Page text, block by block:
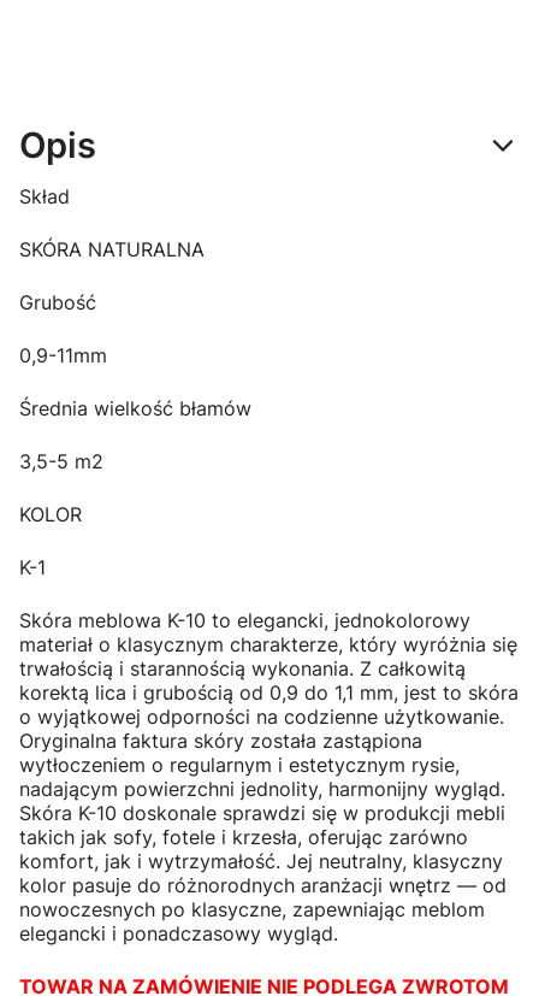
Opis
Skład
SKÓRA NATURALNA
Grubość
0,9-11mm
Średnia wielkość błamów
3,5-5 m2
KOLOR
K-1
Skóra meblowa K-10 to elegancki, jednokolorowy
materiał o klasycznym charakterze, który wyróżnia się
trwałością i starannością wykonania. Z całkowitą
korektą lica i grubością od 0,9 do 1,1 mm, jest to skóra
o wyjątkowej odporności na codzienne użytkowanie.
Oryginalna faktura skóry została zastąpiona
wytłoczeniem o regularnym i estetycznym rysie,
nadającym powierzchni jednolity, harmonijny wygląd.
Skóra K-10 doskonale sprawdzi się w produkcji mebli
takich jak sofy, fotele i krzesła, oferując zarówno
komfort, jak i wytrzymałość. Jej neutralny, klasyczny
kolor pasuje do różnorodnych aranżacji wnętrz — od
nowoczesnych po klasyczne, zapewniając meblom
elegancki i ponadczasowy wygląd.
TOWAR NA ZAMÓWIENIE NIE PODLEGA ZWROTOM